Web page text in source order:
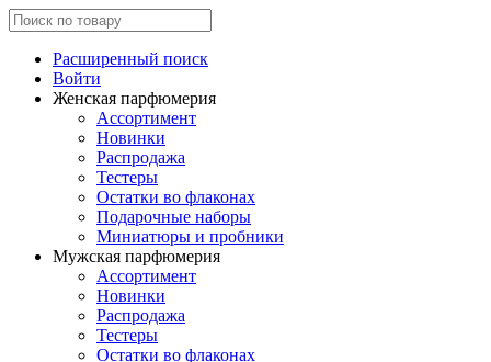
Расширенный поиск
Войти
Женская парфюмерия
Ассортимент
Новинки
Распродажа
Тестеры
Остатки во флаконах
Подарочные наборы
Миниатюры и пробники
Мужская парфюмерия
Ассортимент
Новинки
Распродажа
Тестеры
Остатки во флаконах